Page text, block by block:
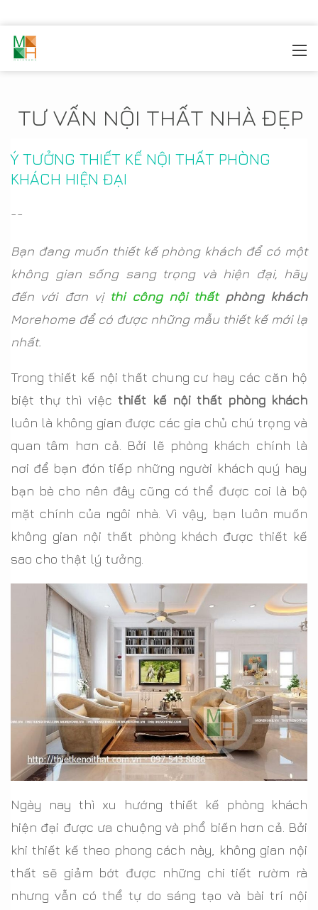
TƯ VẤN NỘI THẤT NHÀ ĐẸP
Ý TƯỞNG THIẾT KẾ NỘI THẤT PHÒNG
KHÁCH HIỆN ĐẠI
--
Bạn đang muốn thiết kế phòng khách để có một
không gian sống sang trọng và hiện đại, hãy
đến với đơn vị thi công nội thấtphòng khách
Morehome để có được những mẫu thiết kế mới lạ
nhất.
Trong thiết kế nội thất chung cư hay các căn hộ
biệt thự thì việcthiết kế nội thất phòng khách
luôn là không gian được các gia chủ chú trọng và
quan tâm hơn cả. Bởi lẽ phòng khách chính là
nơi để bạn đón tiếp những người khách quý hay
bạn bè cho nên đây cũng có thể được coi là bộ
mặt chính của ngôi nhà. Vì vậy, bạn luôn muốn
không gian nội thất phòng khách được thiết kế
sao cho thật lý tưởng.
Ngày nay thì xu hướng thiết kế phòng khách
hiện đại được ưa chuộng và phổ biến hơn cả. Bởi
khi thiết kế theo phong cách này, không gian nội
thất sẽ giảm bớt được những chi tiết rườm rà
nhưng vẫn có thể tự do sáng tạo và bài trí nội